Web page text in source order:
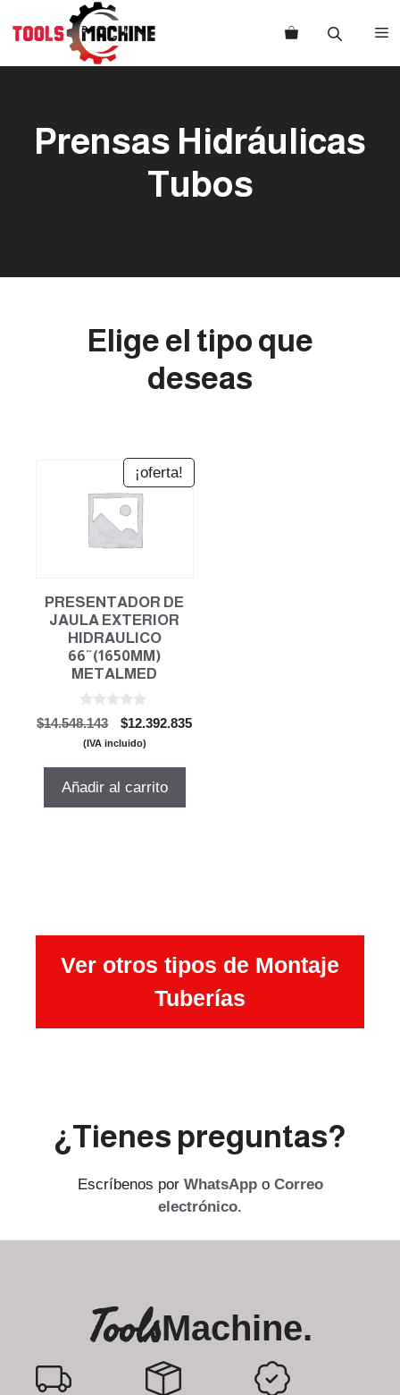
Prensas Hidráulicas
Tubos
Elige el tipo que
deseas
¡oferta!
PRESENTADOR DE
JAULA EXTERIOR
HIDRAULICO
66¨(1650MM)
METALMED
0
d
e
$14.548.143
El
precio
$12.392.835El
(IVA incluido)
Añadir al carrito
Ver otros tipos de Montaje
Tuberías
¿Tienes preguntas?
Escríbenos por WhatsAppo Correo
electrónico.
ToolsMachine.